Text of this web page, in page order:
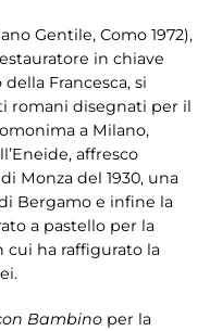
Gentile, Como 1972),
in chiave
Francesca, si
romani disegnati per il
a Milano,
affresco
Monza del 1930, una
Bergamo e infine la
a pastello per la
cui ha raffigurato la
Bambino per la